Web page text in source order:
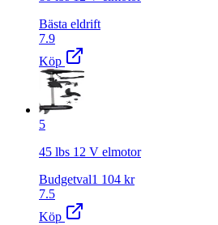
Bästa eldrift
7.9
Köp
5
45 lbs 12 V elmotor
Budgetval1 104 kr
7.5
Köp